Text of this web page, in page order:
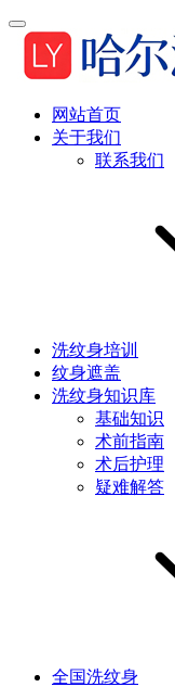
网站首页
关于我们
联系我们
洗纹身培训
纹身遮盖
洗纹身知识库
基础知识
术前指南
术后护理
疑难解答
全国洗纹身